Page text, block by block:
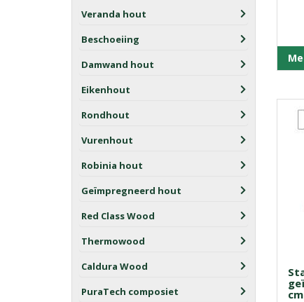
Veranda hout
Beschoeiing
Damwand hout
Eikenhout
Rondhout
Vurenhout
Robinia hout
Geïmpregneerd hout
Red Class Wood
Thermowood
Caldura Wood
PuraTech composiet
cm